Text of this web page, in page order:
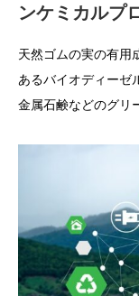
ンケミカルプ
天然ゴムの実の有用
あるバイオディーゼ
金属石鹸などのグリ